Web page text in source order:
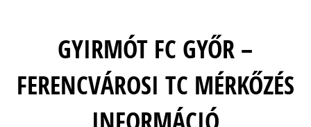
GYIRMÓT FC GYŐR –
FERENCVÁROSI TC MÉRKŐZÉS